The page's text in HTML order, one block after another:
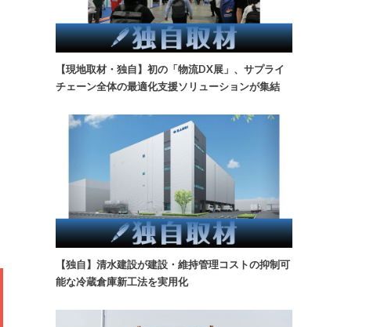
【現地取材・独自】初の「物流DX展」、サプライ
チェーン全体の最適化支援ソリューションが集結
【独自】清水建設が建設・維持管理コストの抑制可
能な冷蔵倉庫新工法を実用化